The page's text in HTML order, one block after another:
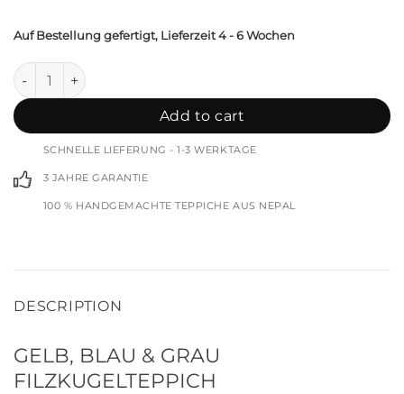
Auf Bestellung gefertigt, Lieferzeit 4 - 6 Wochen
Husky Filzkugelteppich quantity
Add to cart
SCHNELLE LIEFERUNG - 1-3 WERKTAGE
3 JAHRE GARANTIE
100 % HANDGEMACHTE TEPPICHE AUS NEPAL
DESCRIPTION
GELB, BLAU & GRAU
FILZKUGELTEPPICH